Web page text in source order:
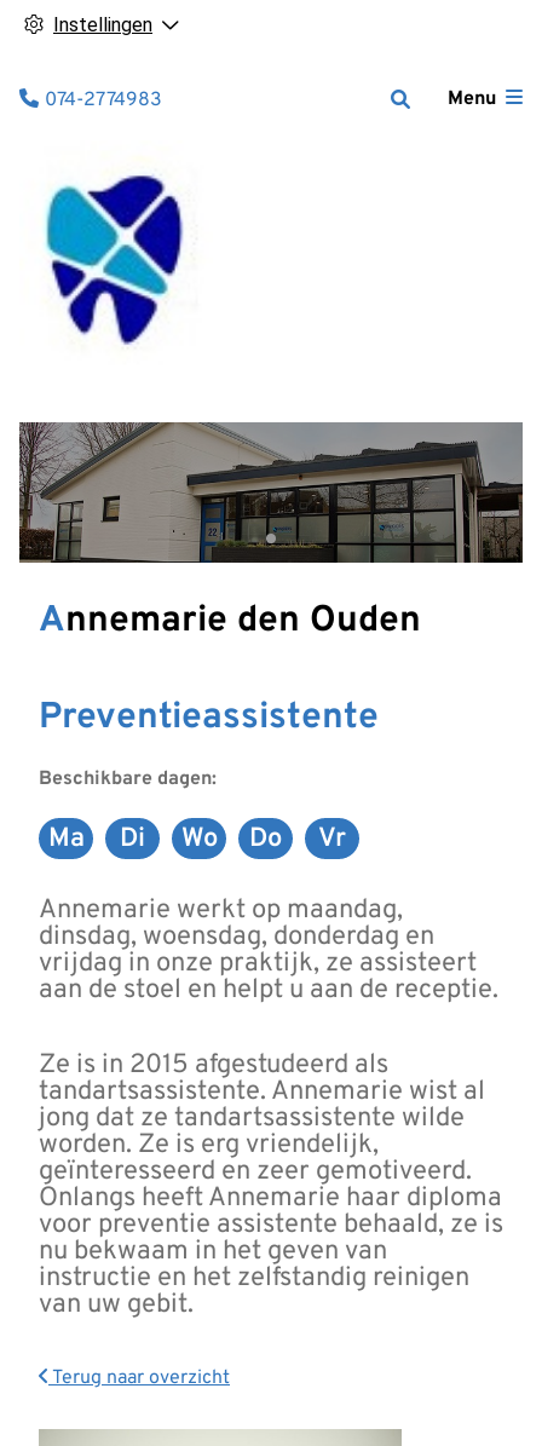
Instellingen
Menu
Tel:
074-2774983
Annemarie den Ouden
Preventieassistente
Beschikbare dagen:
Maandag
Ma Dinsdag
Di Woensdag
Wo Donderdag
Do Vrijdag
Vr
Annemarie werkt op maandag,
dinsdag, woensdag, donderdag en
vrijdag in onze praktijk, ze assisteert
aan de stoel en helpt u aan de receptie.
Ze is in 2015 afgestudeerd als
tandartsassistente. Annemarie wist al
jong dat ze tandartsassistente wilde
worden. Ze is erg vriendelijk,
geïnteresseerd en zeer gemotiveerd.
Onlangs heeft Annemarie haar diploma
voor preventie assistente behaald, ze is
nu bekwaam in het geven van
instructie en het zelfstandig reinigen
van uw gebit.
Terug naar overzicht